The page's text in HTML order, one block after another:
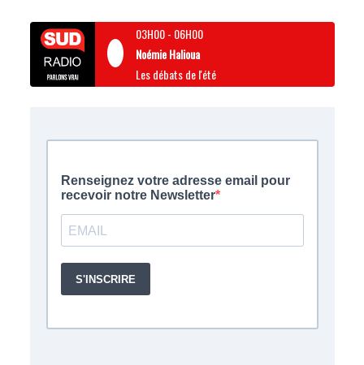
03H00- 06H00
Noémie Halioua
Les débats de l'été